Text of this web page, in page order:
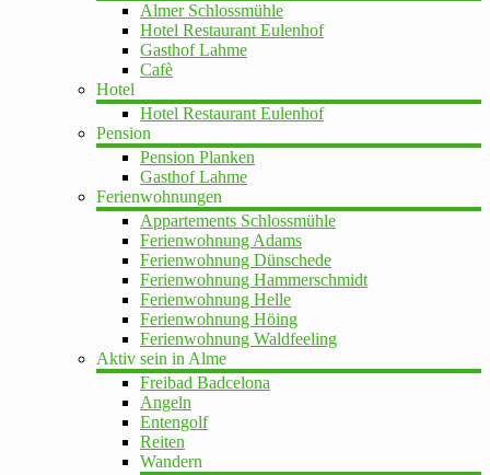
Almer Schlossmühle
Hotel Restaurant Eulenhof
Gasthof Lahme
Cafè
Hotel
Hotel Restaurant Eulenhof
Pension
Pension Planken
Gasthof Lahme
Ferienwohnungen
Appartements Schlossmühle
Ferienwohnung Adams
Ferienwohnung Dünschede
Ferienwohnung Hammerschmidt
Ferienwohnung Helle
Ferienwohnung Höing
Ferienwohnung Waldfeeling
Aktiv sein in Alme
Freibad Badcelona
Angeln
Entengolf
Reiten
Wandern